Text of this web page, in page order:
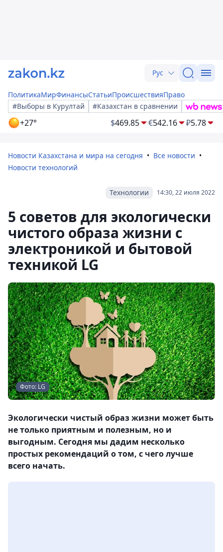
Рус
ПолитикаМирФинансыСтатьиПроисшествияПраво
#Выборы в Курултай
#Казахстан в сравнении
+27° $469.85 €542.16 ₽5.78
Новости Казахстана и мира на сегодня
Все новости
Новости технологий
14:30, 22 июля 2022
Технологии
5 советов для экологически
чистого образа жизни с
электроникой и бытовой
техникой LG
Фото: LG
Экологически чистый образ жизни может быть
не только приятным и полезным, но и
выгодным. Сегодня мы дадим несколько
простых рекомендаций о том, с чего лучше
всего начать.